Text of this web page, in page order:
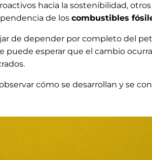
hacia la sostenibilidad,
de los combustibles
de depender por completo del
esperar que el cambio
cómo se desarrollan y se